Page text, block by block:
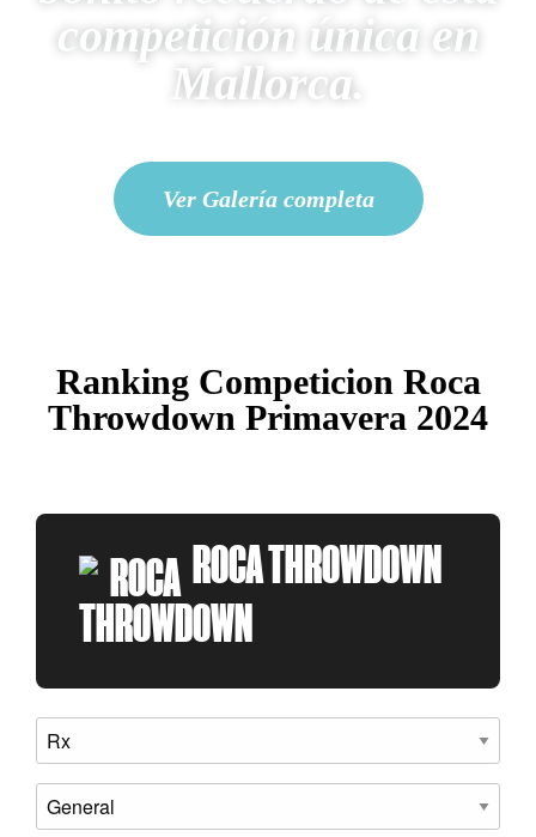
competición única en
Mallorca.
Ver Galería completa
Ranking Competicion Roca
Throwdown Primavera 2024